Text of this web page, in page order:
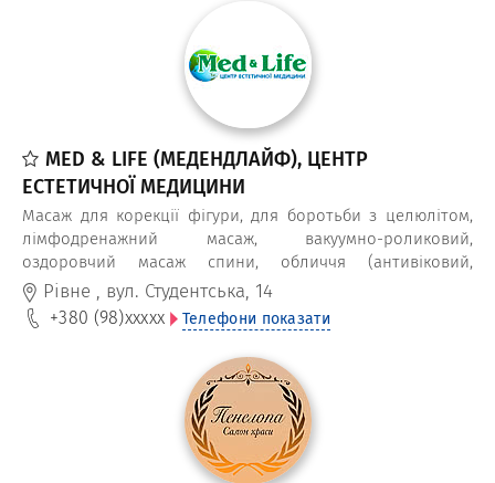
MED & LIFE (МЕДЕНДЛАЙФ), ЦЕНТР
ЕСТЕТИЧНОЇ МЕДИЦИНИ
Масаж для корекції фігури, для боротьби з целюлітом,
лімфодренажний масаж, вакуумно-роликовий,
оздоровчий масаж спини, обличчя (антивіковий,
омолоджуючий) та обгортання тіла виконують
професійні масажисти медичного косметологічного
центру Med & Life.
Рівне , вул. Студентська, 14
+380 (98)xxxxx Телефони показати